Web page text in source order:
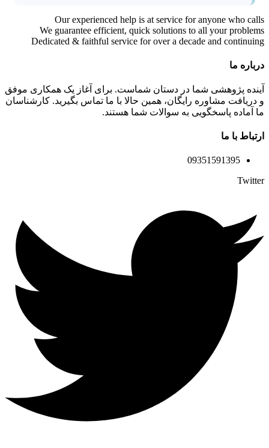
Our experienced help is at service for anyone who calls
We guarantee efficient, quick solutions to all your problems
Dedicated & faithful service for over a decade and continuing
درباره ما
آینده پژوهشی شما در دستان شماست. برای آغاز یک همکاری موفق
و دریافت مشاوره رایگان، همین حالا با ما تماس بگیرید. کارشناسان
ما آماده پاسخگویی به سوالات شما هستند.
ارتباط با ما
09351591395
Twitter